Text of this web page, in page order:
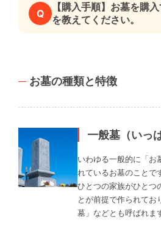
Q
【購入手順】お墓を購
を教えてください。
お墓の種類と特徴
一般墓（いっ
いわゆる一般的に「お
れているお墓のことで
ひとつの家族がひとつ
とが前提で作られてお
墓」などとも呼ばれま